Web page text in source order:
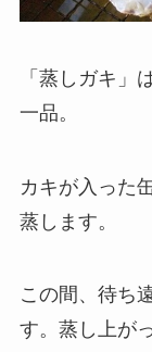
「蒸しガキ」
一品。
カキが入った
蒸します。
この間、待ち
す。蒸し上が